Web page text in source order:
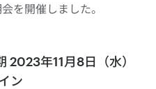
を開催しました。
年11月8日（水）
ン